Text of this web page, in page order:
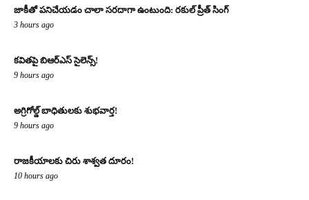
జాకీతో పనిచేయడం చాలా సరదాగా ఉంటుంది: రకుల్ ప్రీత్ సింగ్
3 hours ago
కవితపై బిఆర్ఎస్ సైలెన్స్!
9 hours ago
అగ్రిగోల్డ్ బాధితులకు శుభవార్త!
9 hours ago
రాజకీయాలకు చిరు శాశ్వత దూరం!
10 hours ago